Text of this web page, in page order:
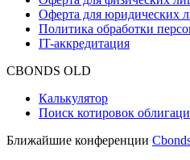
Руководство пользователя
Функциональные
Описание процессов
Оферта для физических лиц
Оферта для юридических
IT-аккредитация